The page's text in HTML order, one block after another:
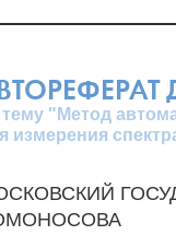
тему "Метод
измерения